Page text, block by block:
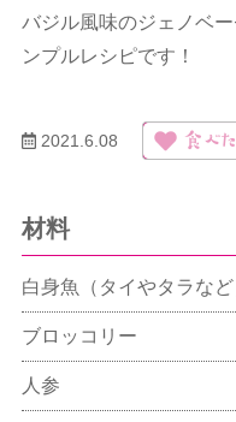
バジル風味のジェノベ
ンプルレシピです！
2021.6.08
材料
白身魚（タイやタラなど
ブロッコリー
人参